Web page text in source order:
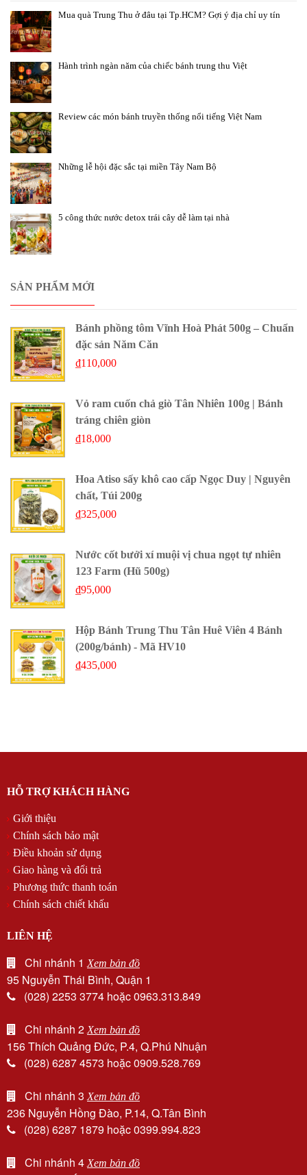
Mua quà Trung Thu ở đâu tại Tp.HCM? Gợi ý địa chỉ uy tín
Hành trình ngàn năm của chiếc bánh trung thu Việt
Review các món bánh truyền thống nổi tiếng Việt Nam
Những lễ hội đặc sắc tại miền Tây Nam Bộ
5 công thức nước detox trái cây dễ làm tại nhà
SẢN PHẨM MỚI
Bánh phồng tôm Vĩnh Hoà Phát 500g – Chuẩn
đặc sản Năm Căn
₫110,000
Vỏ ram cuốn chả giò Tân Nhiên 100g | Bánh
tráng chiên giòn
₫18,000
Hoa Atiso sấy khô cao cấp Ngọc Duy | Nguyên
chất, Túi 200g
₫325,000
Nước cốt bưởi xí muội vị chua ngọt tự nhiên
123 Farm (Hũ 500g)
₫95,000
Hộp Bánh Trung Thu Tân Huê Viên 4 Bánh
(200g/bánh) - Mã HV10
₫435,000
HỖ TRỢ KHÁCH HÀNG
Giới thiệu
Chính sách bảo mật
Điều khoản sử dụng
Giao hàng và đổi trả
Phương thức thanh toán
Chính sách chiết khấu
LIÊN HỆ
Chi nhánh 1 Xem bản đồ
95 Nguyễn Thái Bình, Quận 1
(028) 2253 3774 hoặc 0963.313.849
Chi nhánh 2 Xem bản đồ
156 Thích Quảng Đức, P.4, Q.Phú Nhuận
(028) 6287 4573 hoặc 0909.528.769
Chi nhánh 3 Xem bản đồ
236 Nguyễn Hồng Đào, P.14, Q.Tân Bình
(028) 6287 1879 hoặc 0399.994.823
Chi nhánh 4 Xem bản đồ